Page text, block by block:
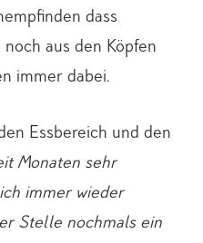
dass
aus den Köpfen
immer dabei.
Essbereich und den
Monaten sehr
immer wieder
Stelle nochmals ein